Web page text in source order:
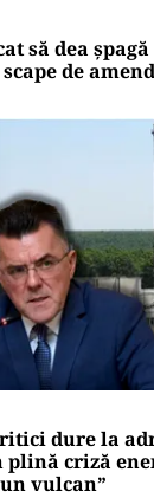
să dea
de
dure la
criză
vulcan”